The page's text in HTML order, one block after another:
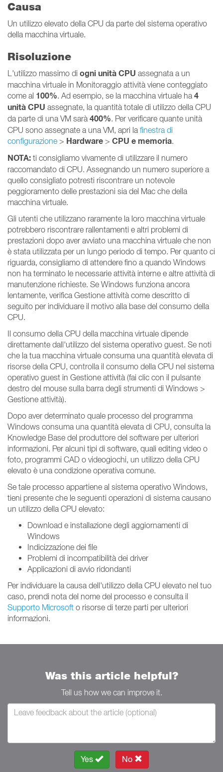
Causa
Un utilizzo elevato della CPU da parte del sistema operativo
della macchina virtuale.
Risoluzione
L'utilizzo massimo di ogni unità CPU assegnata a un
macchina virtuale in Monitoraggio attività viene conteggiato
come al 100%. Ad esempio, se la macchina virtuale ha 4
unità CPU assegnate, la quantità totale di utilizzo della CPU
da parte di una VM sarà 400%. Per verificare quante unità
CPU sono assegnate a una VM, apri la finestra di
configurazione > Hardware > CPU e memoria.
NOTA: ti consigliamo vivamente di utilizzare il numero
raccomandato di CPU. Assegnando un numero superiore a
quello consigliato potresti riscontrare un notevole
peggioramento delle prestazioni sia del Mac che della
macchina virtuale.
Gli utenti che utilizzano raramente la loro macchina virtuale
potrebbero riscontrare rallentamenti e altri problemi di
prestazioni dopo aver avviato una macchina virtuale che non
è stata utilizzata per un lungo periodo di tempo. Per quanto ci
riguarda, consigliamo di attendere fino a quando Windows
non ha terminato le necessarie attività interne e altre attività di
manutenzione richieste. Se Windows funziona ancora
lentamente, verifica Gestione attività come descritto di
seguito per individuare il motivo alla base del consumo della
CPU.
Il consumo della CPU della macchina virtuale dipende
direttamente dall'utilizzo del sistema operativo guest. Se noti
che la tua macchina virtuale consuma una quantità elevata di
risorse della CPU, controlla il consumo della CPU nel sistema
operativo guest in Gestione attività (fai clic con il pulsante
destro del mouse sulla barra degli strumenti di Windows >
Gestione attività).
Dopo aver determinato quale processo del programma
Windows consuma una quantità elevata di CPU, consulta la
Knowledge Base del produttore del software per ulteriori
informazioni. Per alcuni tipi di software, quali editing video o
foto, programmi CAD o videogiochi, un utilizzo della CPU
elevato è una condizione operativa comune.
Se tale processo appartiene al sistema operativo Windows,
tieni presente che le seguenti operazioni di sistema causano
un utilizzo della CPU elevato:
Download e installazione degli aggiornamenti di
Windows
Indicizzazione dei file
Problemi di incompatibilità dei driver
Applicazioni di avvio ridondanti
Per individuare la causa dell'utilizzo della CPU elevato nel tuo
caso, prendi nota del nome del processo e consulta il
Supporto Microsoft o risorse di terze parti per ulteriori
informazioni.
Was this article helpful?
Tell us how we can improve it.
Yes No